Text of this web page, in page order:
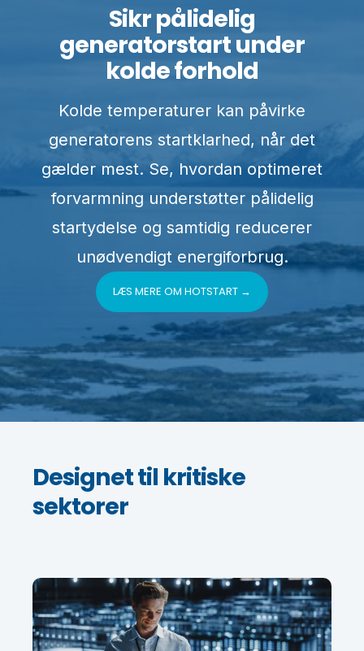
Sikr pålidelig
generatorstart under
kolde forhold
Kolde temperaturer kan påvirke
generatorens startklarhed, når det
gælder mest. Se, hvordan optimeret
forvarmning understøtter pålidelig
startydelse og samtidig reducerer
unødvendigt energiforbrug.
LÆS MERE OM HOTSTART →
Designet til kritiske
sektorer